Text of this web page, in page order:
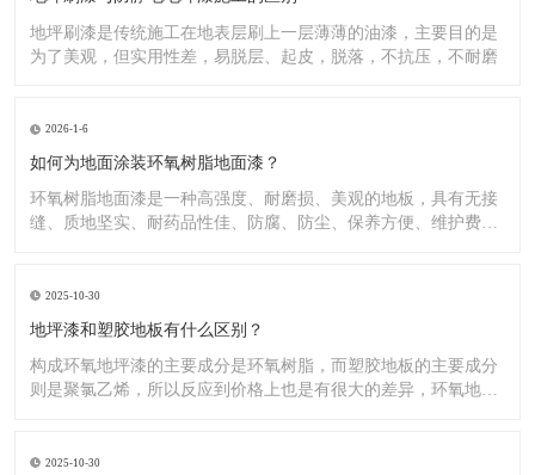
地坪刷漆是传统施工在地表层刷上一层薄薄的油漆，主要目的是
为了美观，但实用性差，易脱层、起皮，脱落，不抗压，不耐磨
2026-1-6
如何为地面涂装环氧树脂地面漆？
环氧树脂地面漆是一种高强度、耐磨损、美观的地板，具有无接
缝、质地坚实、耐药品性佳、防腐、防尘、保养方便、维护费用
2025-10-30
地坪漆和塑胶地板有什么区别？
构成环氧地坪漆的主要成分是环氧树脂，而塑胶地板的主要成分
则是聚氯乙烯，所以反应到价格上也是有很大的差异，环氧地坪
2025-10-30